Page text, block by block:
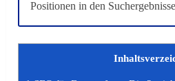
Positionen in den